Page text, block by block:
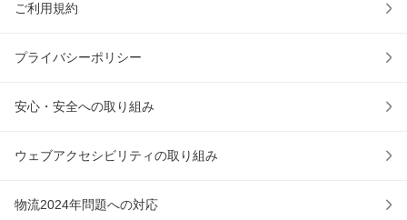
ご利用規約
プライバシーポリシー
安心・安全への取り組み
ウェブアクセシビリティの取り組み
物流2024年問題への対応